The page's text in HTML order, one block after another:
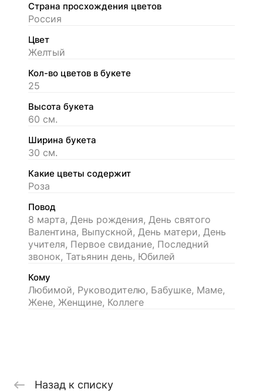
Страна просхождения цветов
Россия
Цвет
Желтый
Кол-во цветов в букете
25
Высота букета
60 см.
Ширина букета
30 см.
Какие цветы содержит
Роза
Повод
8 марта, День рождения, День святого
Валентина, Выпускной, День матери, День
учителя, Первое свидание, Последний
звонок, Татьянин день, Юбилей
Кому
Любимой, Руководителю, Бабушке, Маме,
Жене, Женщине, Коллеге
Назад к списку